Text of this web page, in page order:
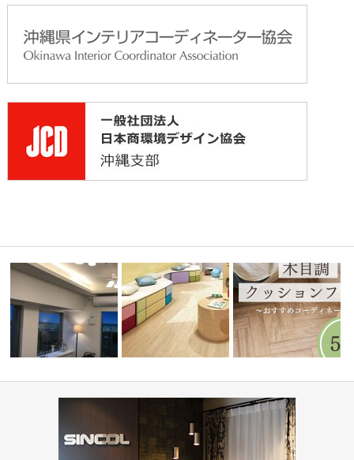
ランパーク …
学校・幼稚園(コーディネート水まわりで人気！木目調
ョンフロア5…